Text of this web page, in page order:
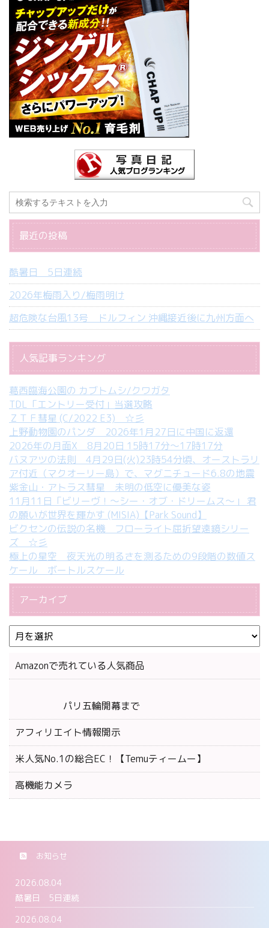
最近の投稿
酷暑日 5日連続
2026年梅雨入り/梅雨明け
超危険な台風13号 ドルフィン 沖縄接近後に九州方面へ
人気記事ランキング
葛西臨海公園の カブトムシ/クワガタ
TDL「エントリー受付」当選攻略
ＺＴＦ彗星 (C/2022 E3) ☆彡
上野動物園のパンダ 2026年1月27日に中国に返還
2026年の月面X 8月20日 15時17分～17時17分
バヌアツの法則 4月29日(火)23時54分頃、オーストラリ
ア付近（マクオーリー島）で、マグニチュード6.8の地震
紫金山・アトラス彗星 未明の低空に優美な姿
11月11日「ビリーヴ！～シー・オブ・ドリームス～」 君
の願いが世界を輝かす (MISIA)【Park Sound】
ビクセンの伝説の名機 フローライト屈折望遠鏡シリー
ズ ☆彡
極上の星空 夜天光の明るさを測るための9段階の数値ス
ケール ボートルスケール
アーカイブ
Amazonで売れている人気商品
パリ五輪開幕まで
アフィリエイト情報開示
米人気No.1の総合EC！【Temuティームー】
高機能カメラ
お知らせ
2026.08.04
酷暑日 5日連続
2026.08.04